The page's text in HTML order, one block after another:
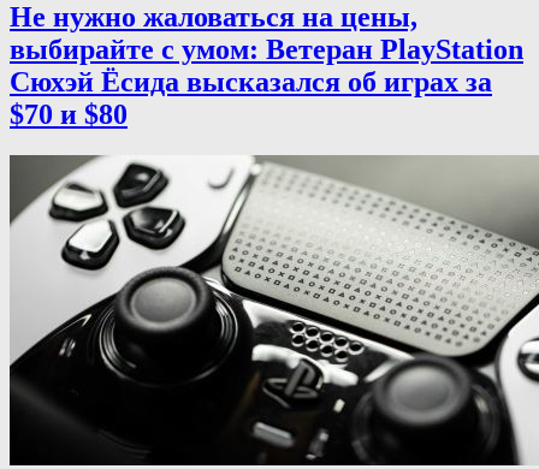
Не нужно жаловаться на цены,
выбирайте с умом: Ветеран PlayStation
Сюхэй Ёсида высказался об играх за
$70 и $80